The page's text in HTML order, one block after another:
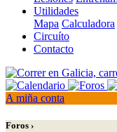
Utilidades
Mapa Calculadora
Circuíto
Contacto
A miña conta
Foros ›